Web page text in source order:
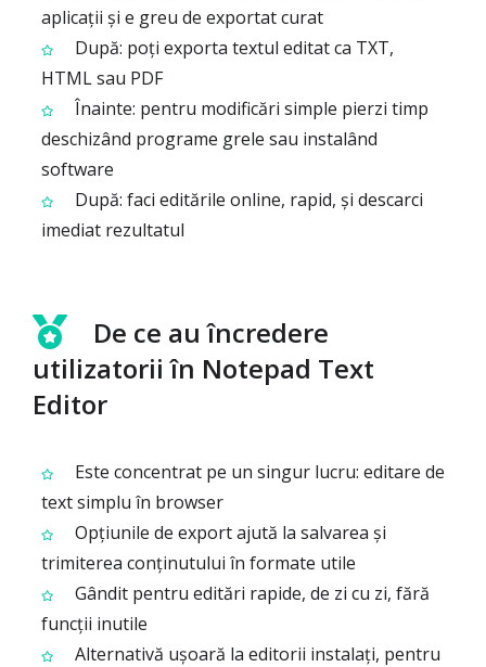
aplicații și e greu de exportat curat
După: poți exporta textul editat ca TXT,
HTML sau PDF
Înainte: pentru modificări simple pierzi timp
deschizând programe grele sau instalând
software
După: faci editările online, rapid, și descarci
imediat rezultatul
De ce au încredere
utilizatorii în Notepad Text
Editor
Este concentrat pe un singur lucru: editare de
text simplu în browser
Opțiunile de export ajută la salvarea și
trimiterea conținutului în formate utile
Gândit pentru editări rapide, de zi cu zi, fără
funcții inutile
Alternativă ușoară la editorii instalați, pentru